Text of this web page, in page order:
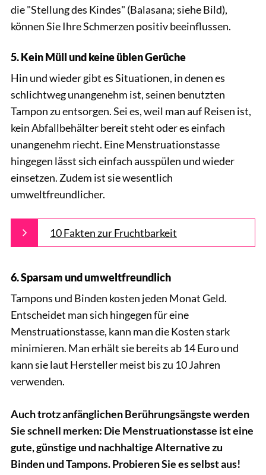
die "Stellung des Kindes" (Balasana; siehe Bild),
können Sie Ihre Schmerzen positiv beeinflussen.
5. Kein Müll und keine üblen Gerüche
Hin und wieder gibt es Situationen, in denen es
schlichtweg unangenehm ist, seinen benutzten
Tampon zu entsorgen. Sei es, weil man auf Reisen ist,
kein Abfallbehälter bereit steht oder es einfach
unangenehm riecht. Eine Menstruationstasse
hingegen lässt sich einfach ausspülen und wieder
einsetzen. Zudem ist sie wesentlich
umweltfreundlicher.
10 Fakten zur Fruchtbarkeit
6. Sparsam und umweltfreundlich
Tampons und Binden kosten jeden Monat Geld.
Entscheidet man sich hingegen für eine
Menstruationstasse, kann man die Kosten stark
minimieren. Man erhält sie bereits ab 14 Euro und
kann sie laut Hersteller meist bis zu 10 Jahren
verwenden.
Auch trotz anfänglichen Berührungsängste werden
Sie schnell merken: Die Menstruationstasse ist eine
gute, günstige und nachhaltige Alternative zu
Binden und Tampons. Probieren Sie es selbst aus!